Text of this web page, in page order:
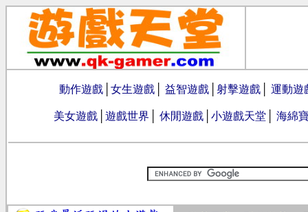
動作遊戲 女生遊戲 益智遊戲 射擊遊戲 運動遊
美女遊戲 遊戲世界 休閒遊戲 小遊戲天堂 海綿